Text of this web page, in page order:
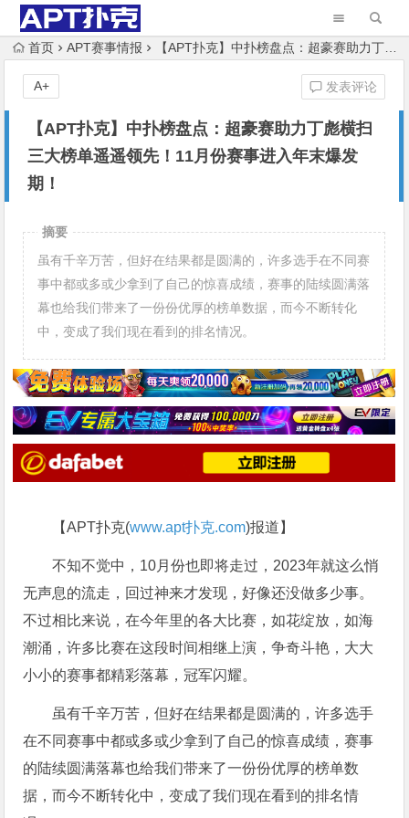
首页 APT赛事情报 【APT扑克】中扑榜盘点：超豪赛助力丁彪横扫三大榜单遥遥领先！11月份赛事进入年末爆发期！
【APT扑克】中扑榜盘点：超豪赛助力丁彪横扫
三大榜单遥遥领先！11月份赛事进入年末爆发
期！
发表评论
A+
摘要
虽有千辛万苦，但好在结果都是圆满的，许多选手在不同赛
事中都或多或少拿到了自己的惊喜成绩，赛事的陆续圆满落
幕也给我们带来了一份份优厚的榜单数据，而今不断转化
中，变成了我们现在看到的排名情况。
【APT扑克(www.apt扑克.com)报道】
不知不觉中，10月份也即将走过，2023年就这么悄
无声息的流走，回过神来才发现，好像还没做多少事。
不过相比来说，在今年里的各大比赛，如花绽放，如海
潮涌，许多比赛在这段时间相继上演，争奇斗艳，大大
小小的赛事都精彩落幕，冠军闪耀。
虽有千辛万苦，但好在结果都是圆满的，许多选手
在不同赛事中都或多或少拿到了自己的惊喜成绩，赛事
的陆续圆满落幕也给我们带来了一份份优厚的榜单数
据，而今不断转化中，变成了我们现在看到的排名情